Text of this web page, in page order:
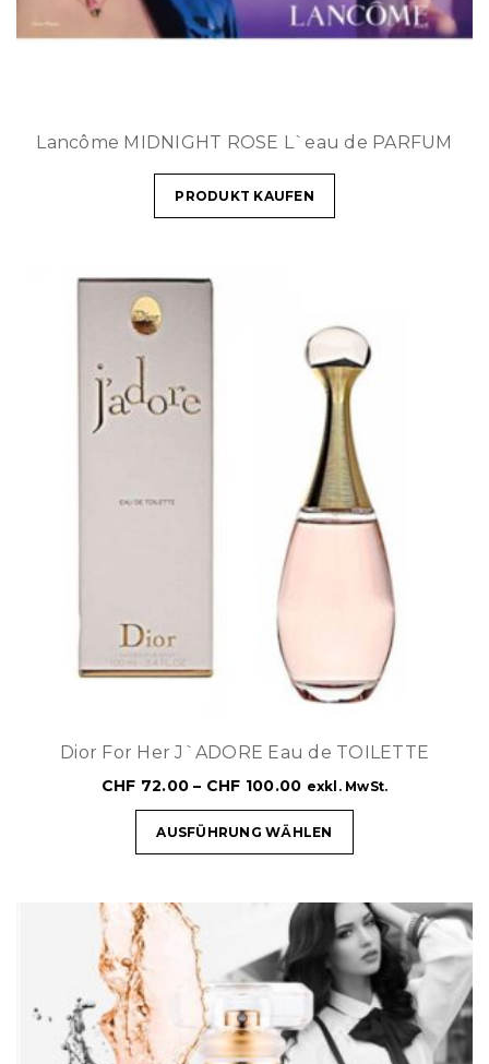
Lancôme MIDNIGHT ROSE L`eau de PARFUM
PRODUKT KAUFEN
Dior For Her J`ADORE Eau de TOILETTE
CHF 72.00 – CHF 100.00 exkl. MwSt.
AUSFÜHRUNG WÄHLEN